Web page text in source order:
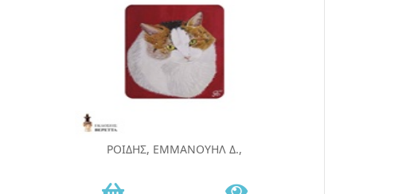
ΡΟΙΔΗΣ, ΕΜΜΑΝΟΥΗΛ Δ.,